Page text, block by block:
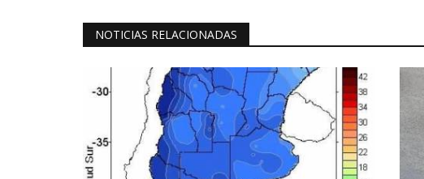
NOTICIAS RELACIONADAS